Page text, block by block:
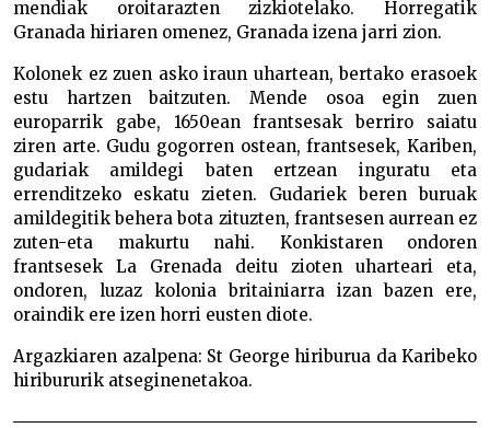
mendiak oroitarazten zizkiotelako. Horregatik
Granada hiriaren omenez, Granada izena jarri zion.
Kolonek ez zuen asko iraun uhartean, bertako erasoek
estu hartzen baitzuten. Mende osoa egin zuen
europarrik gabe, 1650ean frantsesak berriro saiatu
ziren arte. Gudu gogorren ostean, frantsesek, Kariben,
gudariak amildegi baten ertzean inguratu eta
errenditzeko eskatu zieten. Gudariek beren buruak
amildegitik behera bota zituzten, frantsesen aurrean ez
zuten-eta makurtu nahi. Konkistaren ondoren
frantsesek La Grenada deitu zioten uharteari eta,
ondoren, luzaz kolonia britainiarra izan bazen ere,
oraindik ere izen horri eusten diote.
Argazkiaren azalpena: St George hiriburua da Karibeko
hiribururik atseginenetakoa.